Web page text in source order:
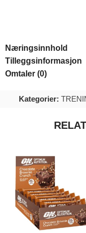
Næringsinnhold
Tilleggsinformasjon
Omtaler (0)
Kategorier: